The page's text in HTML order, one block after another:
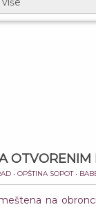
• OPŠTINA SOPOT •
na